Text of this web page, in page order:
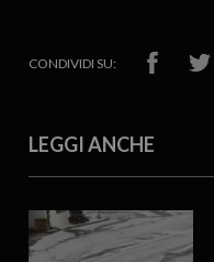
CONDIVIDI SU:
LEGGI ANCHE